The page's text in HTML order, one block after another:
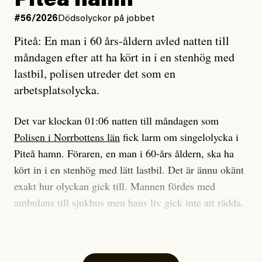
på att laga en gammal bod.
Jag sökte ljuset och meningen,
efter det som var rent, rätt och sant,
och aldrig såg jag det klarare än
när jag ombord på bussen hjälpte en tant.
#23/2026Intervjun
Jesper Lundby: ”Livet i sig
är ganska politiskt”
#56/2026 Dödsolyckor på jobbet
Piteå: En man i 60 års-åldern avled natten till
måndagen efter att ha kört in i en stenhög med
lastbil, polisen utreder det som en
arbetsplatsolycka.
Det var klockan 01:06 natten till måndagen som
Polisen i Norrbottens län fick larm om singelolycka i
Piteå hamn. Föraren, en man i 60-års åldern, ska ha
kört in i en stenhög med lätt lastbil. Det är ännu okänt
exakt hur olyckan gick till. Mannen fördes med
ambulans till sjukhus men hans liv gick inte att rädda.